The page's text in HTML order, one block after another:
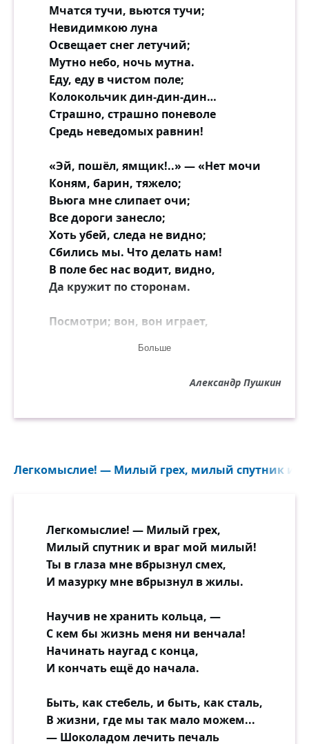
Мчатся тучи, вьются тучи;
Невидимкою луна
Освещает снег летучий;
Мутно небо, ночь мутна.
Еду, еду в чистом поле;
Колокольчик дин-дин-дин…
Страшно, страшно поневоле
Средь неведомых равнин!
«Эй, пошёл, ямщик!..» — «Нет мочи
Коням, барин, тяжело;
Вьюга мне слипает очи;
Все дороги занесло;
Хоть убей, следа не видно;
Сбились мы. Что делать нам!
В поле бес нас водит, видно,
Да кружит по сторонам.
Посмотри; вон, вон играет,
Вон — теперь в овраг толкает
Там верстою небывалой
Там сверкнул он искрой малой
Мчатся тучи, вьются тучи;
Мутно небо, ночь мутна.
Сил нам нет кружиться доле;
Колокольчик вдруг умолк;
Кони стали… «Что там в поле?»
Вьюга злится, вьюга плачет;
Кони чуткие храпят;
Вот уж он далече скачет;
Кони снова понеслися;
Колокольчик дин-дин-дин…
Вижу: духи собралися
Больше
Александр Пушкин
Легкомыслие! — Милый грех, милый спутник и
Легкомыслие! — Милый грех,
Милый спутник и враг мой милый!
Ты в глаза мне вбрызнул смех,
И мазурку мне вбрызнул в жилы.
Научив не хранить кольца, —
С кем бы жизнь меня ни венчала!
Начинать наугад с конца,
И кончать ещё до начала.
Быть, как стебель, и быть, как сталь,
В жизни, где мы так мало можем...
— Шоколадом лечить печаль